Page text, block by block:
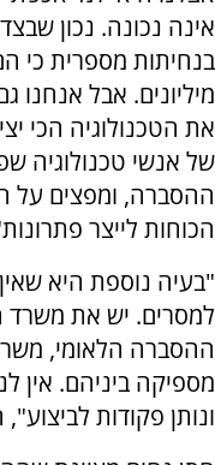
אינה נכונה. נכון
בנחיתות מספרית כי
מיליונים. אבל
את הטכנולוגיה הכי
של אנשי טכנולוגיה
ההסברה, ומפצים על
הכוחות לייצר
"בעיה נוספת היא
למסרים. יש את
ההסברה הלאומי,
מספיקה ביניהם. אין
ונותן פקודות